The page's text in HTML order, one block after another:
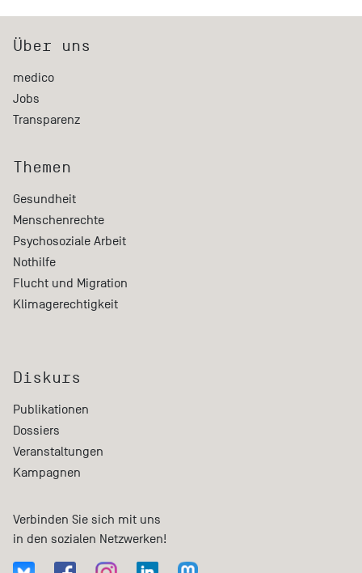
Über uns
medico
Jobs
Transparenz
Themen
Gesundheit
Menschenrechte
Psychosoziale Arbeit
Nothilfe
Flucht und Migration
Klimagerechtigkeit
Diskurs
Publikationen
Dossiers
Veranstaltungen
Kampagnen
Verbinden Sie sich mit uns
in den sozialen Netzwerken!